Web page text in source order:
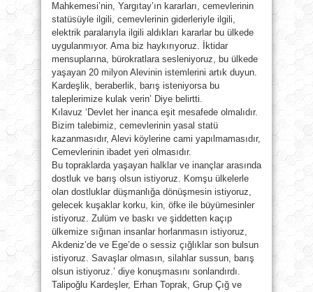
Mahkemesi’nin, Yargıtay’ın kararları, cemevlerinin
statüsüyle ilgili, cemevlerinin giderleriyle ilgili,
elektrik paralarıyla ilgili aldıkları kararlar bu ülkede
uygulanmıyor. Ama biz haykırıyoruz. İktidar
mensuplarına, bürokratlara sesleniyoruz, bu ülkede
yaşayan 20 milyon Alevinin istemlerini artık duyun.
Kardeşlik, beraberlik, barış isteniyorsa bu
taleplerimize kulak verin’ Diye belirtti.
Kılavuz ‘Devlet her inanca eşit mesafede olmalıdır.
Bizim talebimiz, cemevlerinin yasal statü
kazanmasıdır, Alevi köylerine cami yapılmamasıdır,
Cemevlerinin ibadet yeri olmasıdır.
Bu topraklarda yaşayan halklar ve inançlar arasında
dostluk ve barış olsun istiyoruz. Komşu ülkelerle
olan dostluklar düşmanlığa dönüşmesin istiyoruz,
gelecek kuşaklar korku, kin, öfke ile büyümesinler
istiyoruz. Zulüm ve baskı ve şiddetten kaçıp
ülkemize sığınan insanlar horlanmasın istiyoruz,
Akdeniz’de ve Ege’de o sessiz çığlıklar son bulsun
istiyoruz. Savaşlar olmasın, silahlar sussun, barış
olsun istiyoruz.’ diye konuşmasını sonlandırdı.
Talipoğlu Kardeşler, Erhan Toprak, Grup Çığ ve